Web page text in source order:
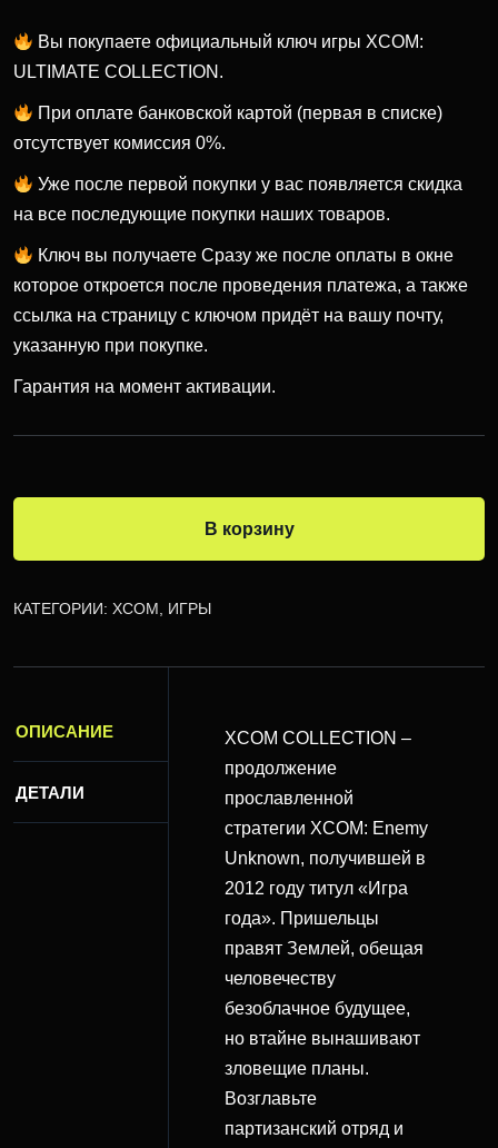
Вы покупаете официальный ключ игры XCOM:
ULTIMATE COLLECTION.
При оплате банковской картой (первая в списке)
отсутствует комиссия 0%.
Уже после первой покупки у вас появляется скидка
на все последующие покупки наших товаров.
Ключ вы получаете Cразу же после оплаты в окне
которое откроется после проведения платежа, а также
ссылка на страницу с ключом придёт на вашу почту,
указанную при покупке.
Гарантия на момент активации.
В корзину
КАТЕГОРИИ: XCOM ИГРЫ
ОПИСАНИЕ
ДЕТАЛИ
XCOM COLLECTION –
продолжение
прославленной
стратегии XCOM: Enemy
Unknown, получившей в
2012 году титул «Игра
года». Пришельцы
правят Землей, обещая
человечеству
безоблачное будущее,
но втайне вынашивают
зловещие планы.
Возглавьте
партизанский отряд и